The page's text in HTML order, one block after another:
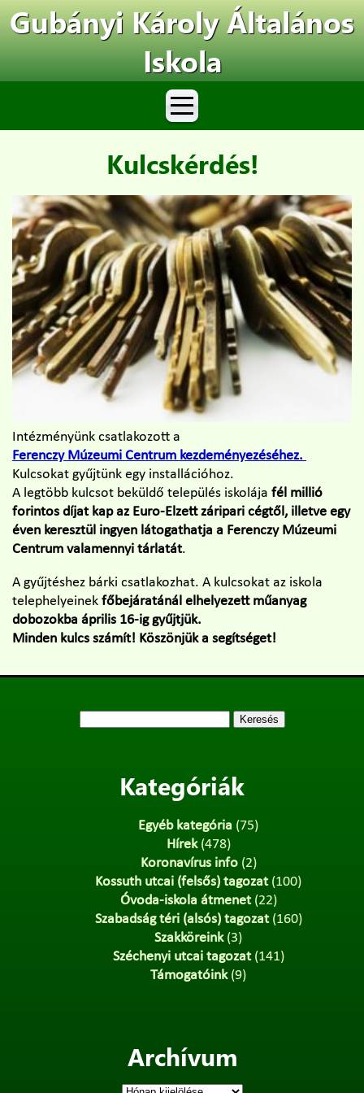
Gubányi Károly Általános
Iskola
Kulcskérdés!
Intézményünk csatlakozott a
Ferenczy Múzeumi Centrum kezdeményezéséhez.
Kulcsokat gyűjtünk egy installációhoz.
A legtöbb kulcsot beküldő település iskolája fél millió
forintos díjat kap az Euro-Elzett záripari cégtől, illetve egy
éven keresztül ingyen látogathatja a Ferenczy Múzeumi
Centrum valamennyi tárlatát.
A gyűjtéshez bárki csatlakozhat. A kulcsokat az iskola
telephelyeinek főbejáratánál elhelyezett műanyag
dobozokba április 16-ig gyűjtjük.
Minden kulcs számít! Köszönjük a segítséget!
Kategóriák
Egyéb kategória (75)
Hírek(478)
Koronavírus info(2)
Kossuth utcai (felsős) tagozat(100)
Óvoda-iskola átmenet(22)
Szabadság téri (alsós) tagozat(160)
Szakköreink(3)
Széchenyi utcai tagozat(141)
Támogatóink(9)
Archívum